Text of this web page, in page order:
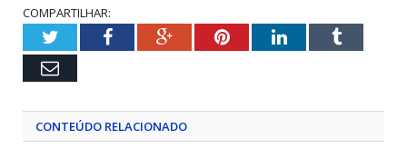
COMPARTILHAR:
TwitterFacebookGoogle+PinterestLinkedInTumblr
Email
CONTEÚDO RELACIONADO